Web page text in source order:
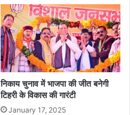
निकाय चुनाव में भाजपा की जीत बनेगी
टिहरी के विकास की गारंटी
January 17, 2025